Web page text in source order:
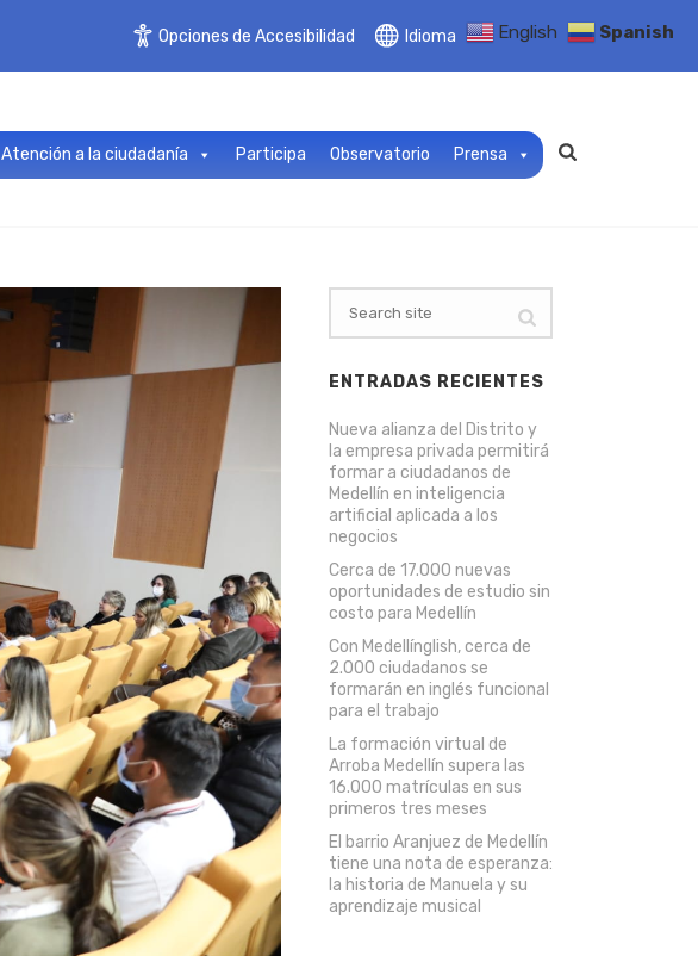
Opciones de Accesibilidad Idioma
Atención a la ciudadanía Participa Observatorio Prensa
ENTRADAS RECIENTES
Nueva alianza del Distrito y
la empresa privada permitirá
formar a ciudadanos de
Medellín en inteligencia
artificial aplicada a los
negocios
Cerca de 17.000 nuevas
oportunidades de estudio sin
costo para Medellín
Con Medellínglish, cerca de
2.000 ciudadanos se
formarán en inglés funcional
para el trabajo
La formación virtual de
Arroba Medellín supera las
16.000 matrículas en sus
primeros tres meses
El barrio Aranjuez de Medellín
tiene una nota de esperanza:
la historia de Manuela y su
aprendizaje musical
English Spanish